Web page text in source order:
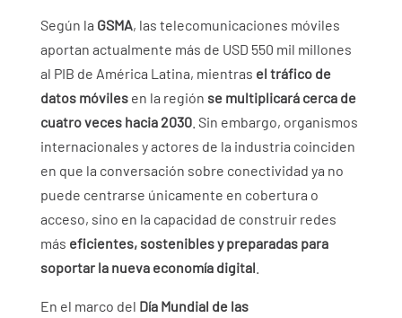
Según la GSMA, las telecomunicaciones móviles
aportan actualmente más de USD 550 mil millones
al PIB de América Latina, mientras el tráfico de
datos móvilesen la región se multiplicará cerca de
cuatro veces hacia 2030. Sin embargo, organismos
internacionales y actores de la industria coinciden
en que la conversación sobre conectividad ya no
puede centrarse únicamente en cobertura o
acceso, sino en la capacidad de construir redes
más eficientes, sostenibles y preparadas para
soportar la nueva economía digital
En el marco del Día Mundial de las